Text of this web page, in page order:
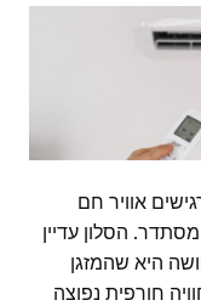
אוויר חם
הסלון עדיין
היא שהמזגן
חורפית נפוצה